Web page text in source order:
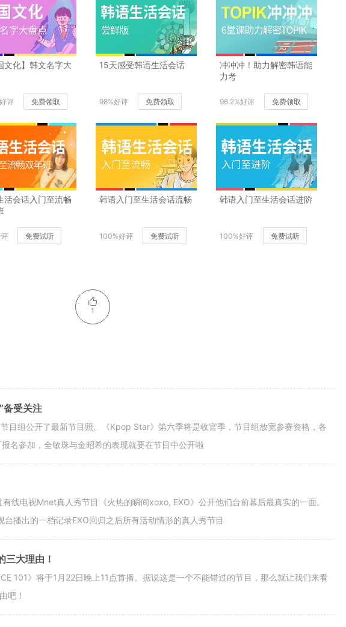
文化】韩文名字大
评 免费领取
15天感受韩语生活会话
98%好评 免费领取
冲冲冲！助力解密韩语能
力考
96.2%好评 免费领取
活会话入门至流畅
免费试听
韩语入门至生活会话流畅
100%好评 免费试听
韩语入门至生活会话进阶
100%好评 免费试听
1
备受关注
目组公开了最新节目照。《Kpop Star》第六季将是收官季，节目组放宽参赛资格，各
名参加，全敏珠与金昭希的表现就要在节目中公开啦
线电视Mnet真人秀节目《火热的瞬间xoxo, EXO》公开他们台前幕后最真实的一面。
播出的一档记录EXO回归之后所有活动情形的真人秀节目
三大理由！
101》将于1月22日晚上11点首播。据说这是一个不能错过的节目，那么就让我们来看
吧！